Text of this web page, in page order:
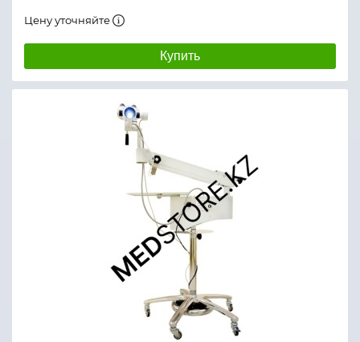
Цену уточняйте
Купить